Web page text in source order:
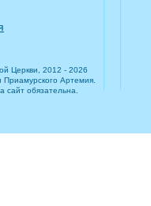
Церкви, 2012 - 2026
Артемия.
сайт обязательна.